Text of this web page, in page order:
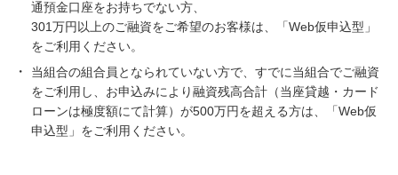
通預金口座をお持ちでない方、
301万円以上のご融資をご希望のお客様は、「Web仮申込型」
をご利用ください。
当組合の組合員となられていない方で、すでに当組合でご融資
をご利用し、お申込みにより融資残高合計（当座貸越・カード
ローンは極度額にて計算）が500万円を超える方は、「Web仮
申込型」をご利用ください。